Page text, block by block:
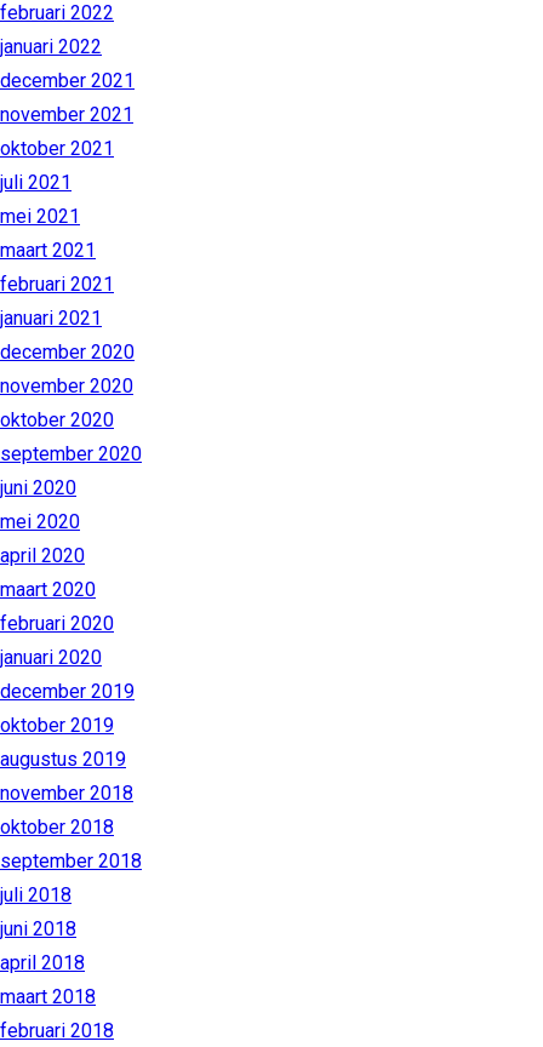
februari 2022
januari 2022
december 2021
november 2021
oktober 2021
juli 2021
mei 2021
maart 2021
februari 2021
januari 2021
december 2020
november 2020
oktober 2020
september 2020
juni 2020
mei 2020
april 2020
maart 2020
februari 2020
januari 2020
december 2019
oktober 2019
augustus 2019
november 2018
oktober 2018
september 2018
juli 2018
juni 2018
april 2018
maart 2018
februari 2018